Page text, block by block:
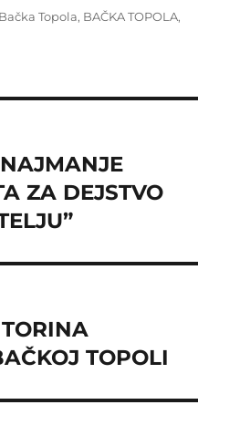
Categories
Bačka Topola, BAČKA TOPOLA,
ZA DEJSTVO
TOPOLI